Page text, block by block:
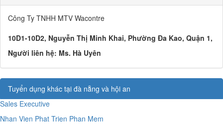
Công Ty TNHH MTV Wacontre
10D1-10D2, Nguyễn Thị Minh Khai, Phường Đa Kao, Quận 1,
Người liên hệ: Ms. Hà Uyên
Tuyển dụng khác tại đà nẵng và hội an
Sales Executive
Nhan Vien Phat Trien Phan Mem